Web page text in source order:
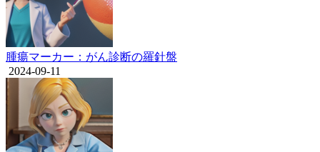
腫瘍マーカー：がん診断の羅針盤
2024-09-11